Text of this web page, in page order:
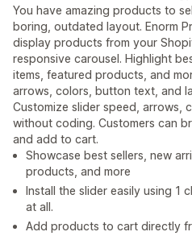
You have amazing products to
boring, outdated layout. Enorm
display products from your
responsive carousel. Highlight
items, featured products, and
arrows, colors, button text, and
Customize slider speed, arrows,
without coding. Customers can
and add to cart.
Showcase best sellers, new
products, and more
Install the slider easily using 1
at all.
Add products to cart directly